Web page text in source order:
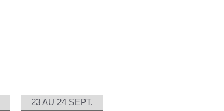
23 AU 24 SEPT.